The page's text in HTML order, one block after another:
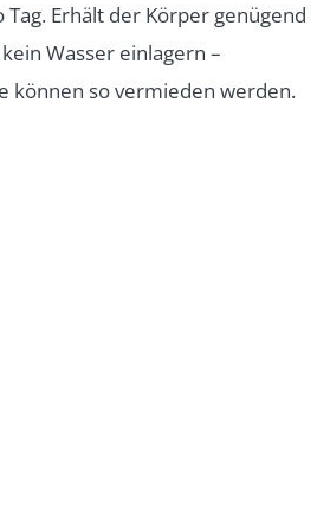
Erhält der Körper genügend
Wasser einlagern –
können so vermieden werden.